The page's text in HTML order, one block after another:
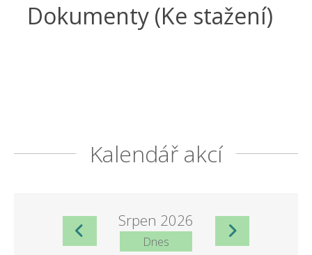
Dokumenty (Ke stažení)
Kalendář akcí
Srpen 2026
Dnes